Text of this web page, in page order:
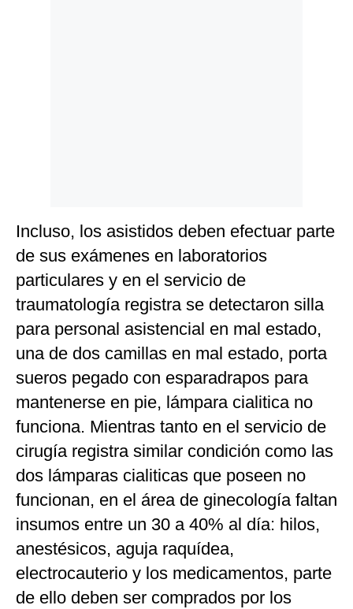
Incluso, los asistidos deben efectuar parte
de sus exámenes en laboratorios
particulares y en el servicio de
traumatología registra se detectaron silla
para personal asistencial en mal estado,
una de dos camillas en mal estado, porta
sueros pegado con esparadrapos para
mantenerse en pie, lámpara cialitica no
funciona. Mientras tanto en el servicio de
cirugía registra similar condición como las
dos lámparas cialiticas que poseen no
funcionan, en el área de ginecología faltan
insumos entre un 30 a 40% al día: hilos,
anestésicos, aguja raquídea,
electrocauterio y los medicamentos, parte
de ello deben ser comprados por los